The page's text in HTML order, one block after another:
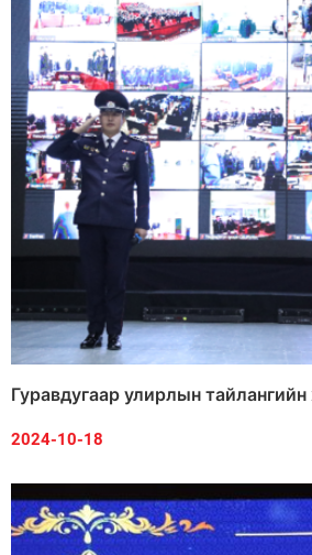
Гуравдугаар улирлын
2024-10-18